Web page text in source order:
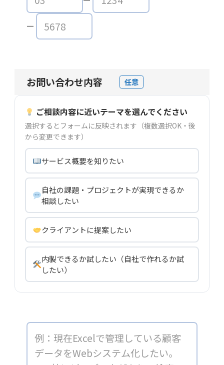
お問い合わせ内容 任意
ご相談内容に近いテーマを選んでください
選択するとフォームに反映されます（複数選択OK・後
から変更できます）
サービス概要を知りたい
自社の課題・プロジェクトが実現できるか
相談したい
クライアントに提案したい
内製できるか試したい（自社で作れるか試
したい）